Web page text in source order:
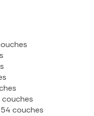
couches